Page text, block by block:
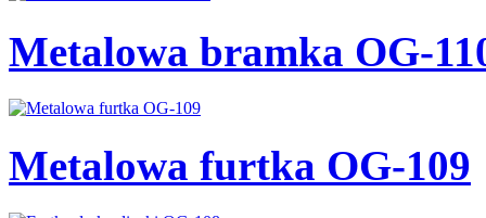
Metalowa bramka OG-
Metalowa furtka OG-109